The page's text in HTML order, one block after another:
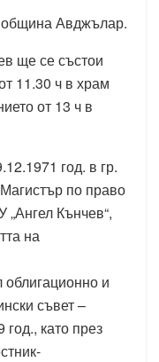
община Авджълар.
ще се състои
11.30 ч в храм
от 13 ч в
год. в гр.
по право
Кънчев“,
на
и
съвет –
като през